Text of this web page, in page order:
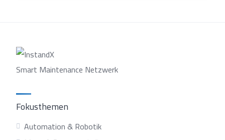
Smart Maintenance Netzwerk
Fokusthemen
Automation & Robotik